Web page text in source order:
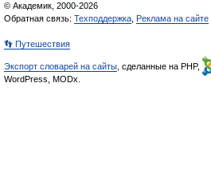
© Академик, 2000-2026
Обратная связь: Техподдержка Реклама на сайте
👣 Путешествия
Экспорт словарей на сайты , сделанные на PHP,
WordPress, MODx.